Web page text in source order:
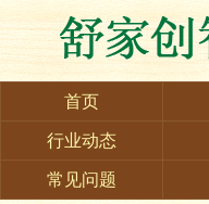
首页
行业动态
常见问题